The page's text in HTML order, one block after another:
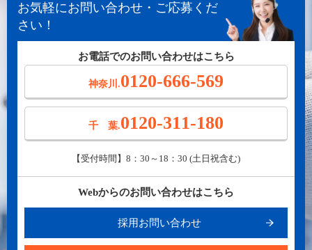
お気軽にお問い合わせ・ご応募くだ
さい！
お電話でのお問い合わせはこちら
神奈川.0120-666-569
千 葉.0120-311-180
【受付時間】8：30～18：30 (土日祝含む)
Webからのお問い合わせはこちら
採用お問い合わせ